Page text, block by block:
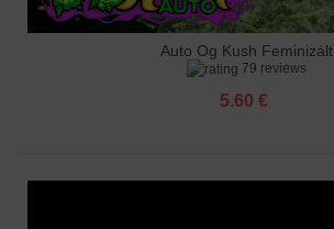
Auto Og Kush Feminizált
79 reviews
5.60 €